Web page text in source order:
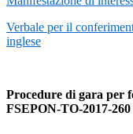
Verbale per il
inglese
Procedure di gara per
FSEPON-TO-2017-